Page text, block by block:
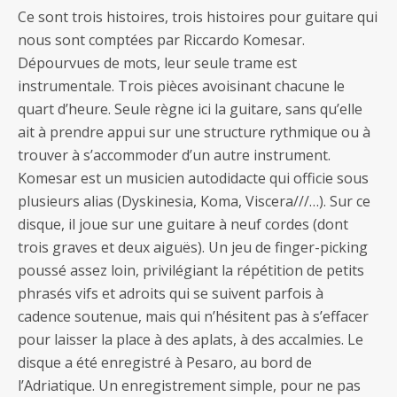
Ce sont trois histoires, trois histoires pour guitare qui
nous sont comptées par Riccardo Komesar.
Dépourvues de mots, leur seule trame est
instrumentale. Trois pièces avoisinant chacune le
quart d’heure. Seule règne ici la guitare, sans qu’elle
ait à prendre appui sur une structure rythmique ou à
trouver à s’accommoder d’un autre instrument.
Komesar est un musicien autodidacte qui officie sous
plusieurs alias (Dyskinesia, Koma, Viscera///…). Sur ce
disque, il joue sur une guitare à neuf cordes (dont
trois graves et deux aiguës). Un jeu de finger-picking
poussé assez loin, privilégiant la répétition de petits
phrasés vifs et adroits qui se suivent parfois à
cadence soutenue, mais qui n’hésitent pas à s’effacer
pour laisser la place à des aplats, à des accalmies. Le
disque a été enregistré à Pesaro, au bord de
l’Adriatique. Un enregistrement simple, pour ne pas